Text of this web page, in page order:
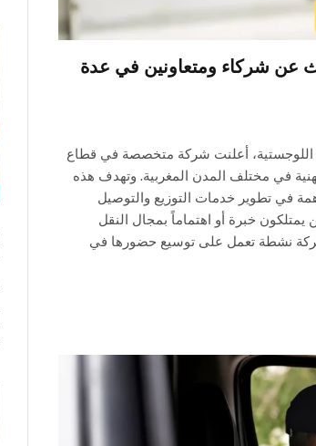
عن شركاء ومتعاونين في عدة
اللوجستية، أعلنت شركة متخصصة في قطاع
في مختلف المدن المغربية. وتهدف هذه
في تطوير خدمات التوزيع والتوصيل
خبرة أو اهتماماً بمجال النقل
نشطة تعمل على توسيع حضورها في